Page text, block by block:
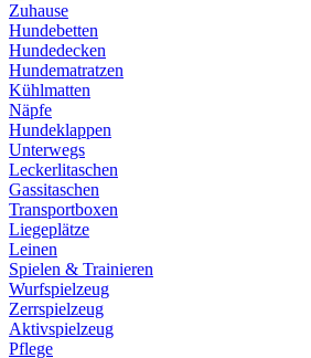
Zuhause
Hundebetten
Hundedecken
Hundematratzen
Kühlmatten
Näpfe
Hundeklappen
Unterwegs
Leckerlitaschen
Gassitaschen
Transportboxen
Liegeplätze
Leinen
Spielen & Trainieren
Wurfspielzeug
Zerrspielzeug
Aktivspielzeug
Pflege